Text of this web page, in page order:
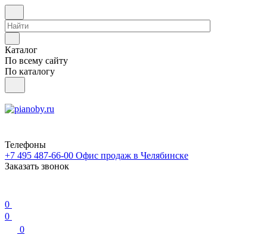
Каталог
По всему сайту
По каталогу
Телефоны
+7 495 487-66-00 Офис продаж в Челябинске
Заказать звонок
0
0
0